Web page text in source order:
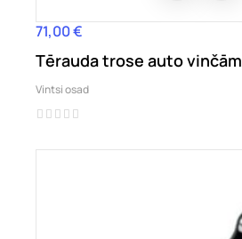
Hind
71,00 €
Tērauda trose auto vinčām
Vintsi osad